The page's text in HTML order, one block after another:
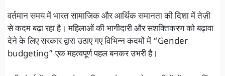
वर्तमान समय में भारत सामाजिक और आर्थिक समानता की दिशा में तेज़ी
से कदम बढ़ा रहा है। महिलाओं की भागीदारी और सशक्तिकरण को बढ़ावा
देने के लिए सरकार द्वारा उठाए गए विभिन्न कदमों में “Gender
budgeting” एक महत्वपूर्ण पहल बनकर उभरी है।